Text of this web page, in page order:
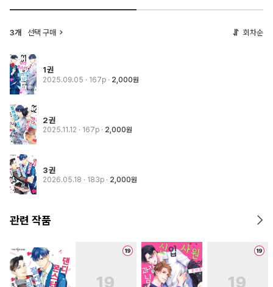
3개 선택 구매 회차순
1권
2025.09.05 · 167p 2,000원
2권
2025.11.12 · 167p 2,000원
3권
2026.05.18 · 183p 2,000원
관련 작품